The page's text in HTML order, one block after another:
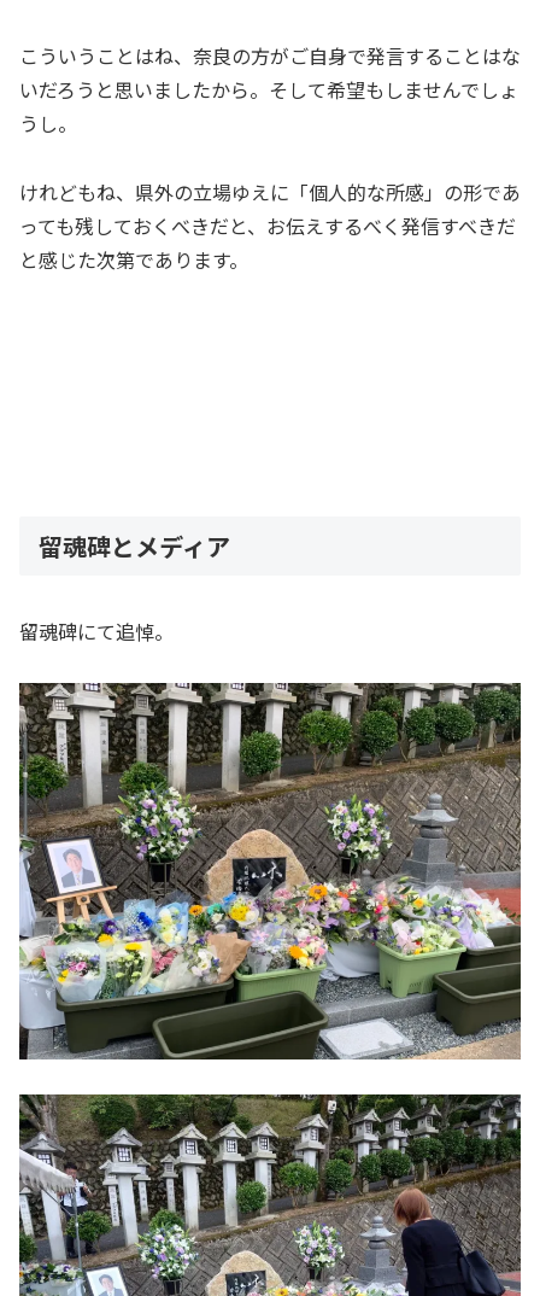
こういうことはね、奈良の方がご自身で発言することはな
いだろうと思いましたから。そして希望もしませんでしょ
うし。
けれどもね、県外の立場ゆえに「個人的な所感」の形であ
っても残しておくべきだと、お伝えするべく発信すべきだ
と感じた次第であります。
留魂碑とメディア
留魂碑にて追悼。